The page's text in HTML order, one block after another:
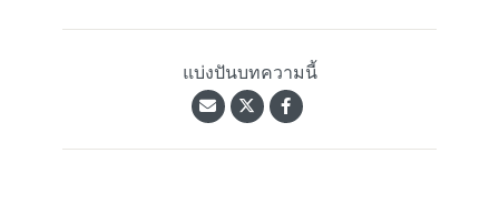
แบ่งปันบทความนี้